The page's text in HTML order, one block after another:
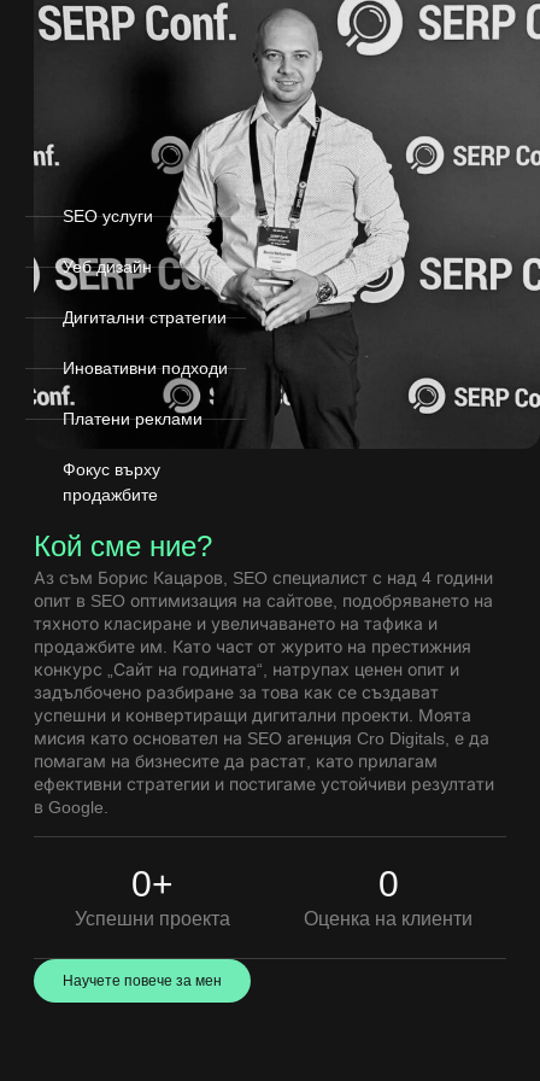
SEO услуги
Уеб дизайн
Дигитални стратегии
Иновативни подходи
Платени реклами
Фокус върху
продажбите
Кой сме ние?
Аз съм Борис Кацаров, SEO специалист с над 4 години
опит в SEO оптимизация на сайтове, подобряването на
тяхното класиране и увеличаването на тафика и
продажбите им. Като част от журито на престижния
конкурс „Сайт на годината“, натрупах ценен опит и
задълбочено разбиране за това как се създават
успешни и конвертиращи дигитални проекти. Моята
мисия като основател на SEO агенция Cro Digitals, е да
помагам на бизнесите да растат, като прилагам
ефективни стратегии и постигаме устойчиви резултати
в Google.
Успешни проекта
0+
Оценка на клиенти
0
Научете повече за мен